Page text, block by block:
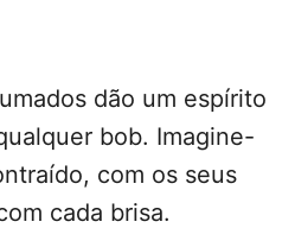
dão um espírito
bob. Imagine-
com os seus
cada brisa.